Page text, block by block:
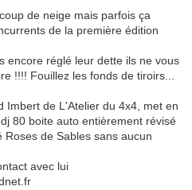
de neige mais parfois ça
de la première édition
encore réglé leur dette ils ne vous
!!!! Fouillez les fonds de tiroirs...
Imbert de L'Atelier du 4x4, met en
80 boite auto entièrement révisé
de Sables sans aucun
avec lui